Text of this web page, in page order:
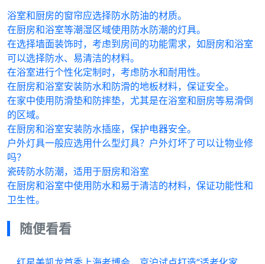
浴室和厨房的窗帘应选择防水防油的材质。
在厨房和浴室等潮湿区域使用防水防潮的灯具。
在选择墙面装饰时，考虑到房间的功能需求，如厨房和浴室
可以选择防水、易清洁的材料。
在浴室进行个性化定制时，考虑防水和耐用性。
在厨房和浴室安装防水和防滑的地板材料，保证安全。
在家中使用防滑垫和防摔垫，尤其是在浴室和厨房等易滑倒
的区域。
在厨房和浴室安装防水插座，保护电器安全。
户外灯具一般应选用什么型灯具？户外灯坏了可以让物业修
吗？
瓷砖防水防潮，适用于厨房和浴室
在厨房和浴室中使用防水和易于清洁的材料，保证功能性和
卫生性。
随便看看